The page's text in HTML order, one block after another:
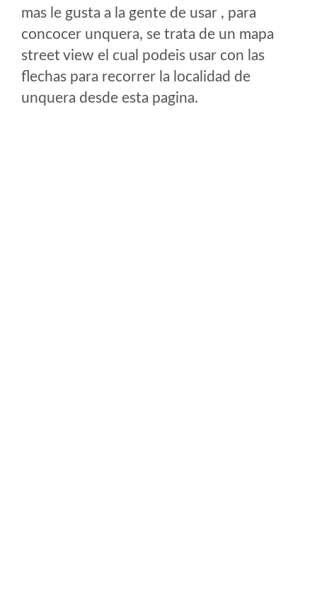
mas le gusta a la gente de usar , para
concocer unquera, se trata de un mapa
street view el cual podeis usar con las
flechas para recorrer la localidad de
unquera desde esta pagina.